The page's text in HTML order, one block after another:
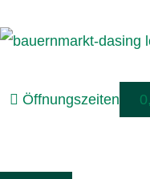
Öffnungszeiten